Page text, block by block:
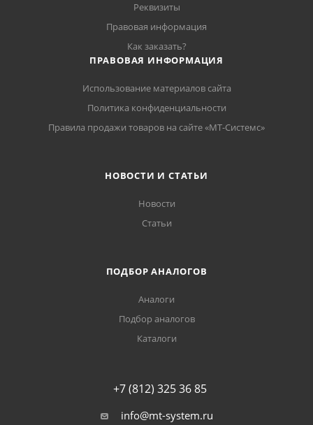
Реквизиты
Правовая информация
Как заказать?
ПРАВОВАЯ ИНФОРМАЦИЯ
Использование материалов сайта
Политика конфиденциальности
Правила продажи товаров на сайте «МТ-Системс»
НОВОСТИ И СТАТЬИ
Новости
Статьи
ПОДБОР АНАЛОГОВ
Аналоги
Подбор аналогов
Каталоги
+7 (812) 325 36 85
info@mt-system.ru